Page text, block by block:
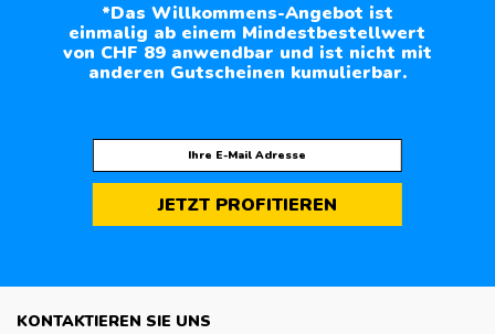
*Das Willkommens-Angebot ist
einmalig ab einem Mindestbestellwert
von CHF 89 anwendbar und ist nicht mit
anderen Gutscheinen kumulierbar.
JETZT PROFITIEREN
KONTAKTIEREN SIE UNS